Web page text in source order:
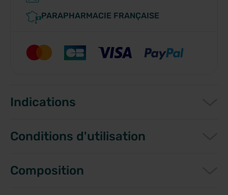
PARAPHARMACIE FRANÇAISE
Indications
Conditions d'utilisation
Composition